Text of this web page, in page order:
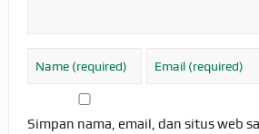
Simpan nama, email, dan situs web